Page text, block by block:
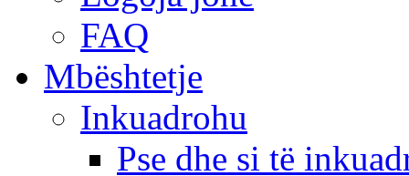
FAQ
Mbështetje
Inkuadrohu
Pse dhe si të